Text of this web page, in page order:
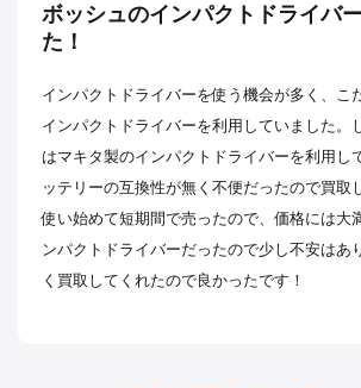
ボッシュのインパクトドライバ
た！
インパクトドライバーを使う機会が多く、こ
インパクトドライバーを利用していました。
はマキタ製のインパクトドライバーを利用し
ッテリーの互換性が無く不便だったので買取
使い始めて短期間で売ったので、価格には大
ンパクトドライバーだったので少し不安はあ
く買取してくれたので良かったです！